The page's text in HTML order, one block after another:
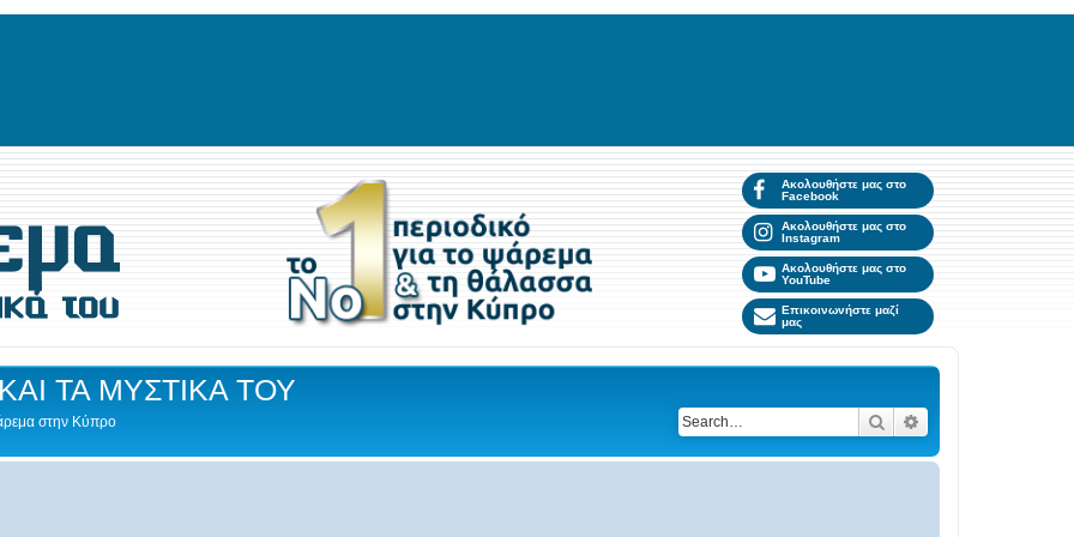
Ακολουθήστε μας στο
Facebook
Ακολουθήστε μας στο
Instagram
Ακολουθήστε μας στο
YouTube
Επικοινωνήστε μαζί
μας
ΤΑ ΜΥΣΤΙΚΑ ΤΟΥ
στην Κύπρο Search